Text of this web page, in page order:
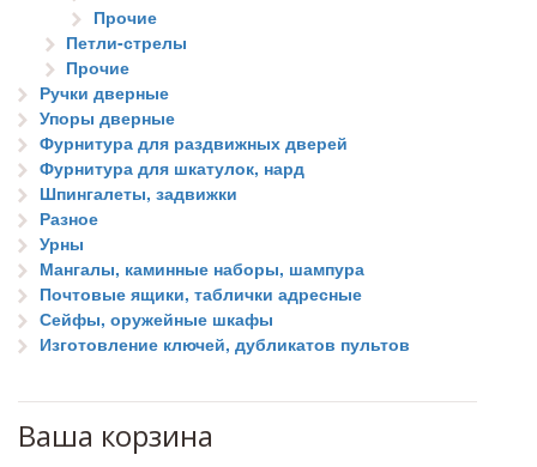
Прочие
Петли-стрелы
Прочие
Ручки дверные
Упоры дверные
Фурнитура для раздвижных дверей
Фурнитура для шкатулок, нард
Шпингалеты, задвижки
Разное
Урны
Мангалы, каминные наборы, шампура
Почтовые ящики, таблички адресные
Сейфы, оружейные шкафы
Изготовление ключей, дубликатов пультов
Ваша корзина